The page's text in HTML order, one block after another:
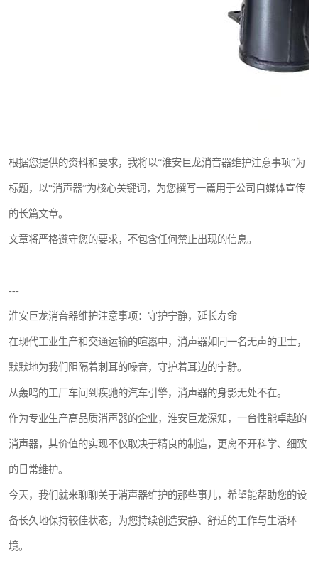
根据您提供的资料和要求，我将以“淮安巨龙消音器维护注意事项”为
标题，以“消声器”为核心关键词，为您撰写一篇用于公司自媒体宣传
的长篇文章。
文章将严格遵守您的要求，不包含任何禁止出现的信息。
---
淮安巨龙消音器维护注意事项：守护宁静，延长寿命
在现代工业生产和交通运输的喧嚣中，消声器如同一名无声的卫士，
默默地为我们阻隔着刺耳的噪音，守护着耳边的宁静。
从轰鸣的工厂车间到疾驰的汽车引擎，消声器的身影无处不在。
作为专业生产高品质消声器的企业，淮安巨龙深知，一台性能卓越的
消声器，其价值的实现不仅取决于精良的制造，更离不开科学、细致
的日常维护。
今天，我们就来聊聊关于消声器维护的那些事儿，希望能帮助您的设
备长久地保持较佳状态，为您持续创造安静、舒适的工作与生活环
境。